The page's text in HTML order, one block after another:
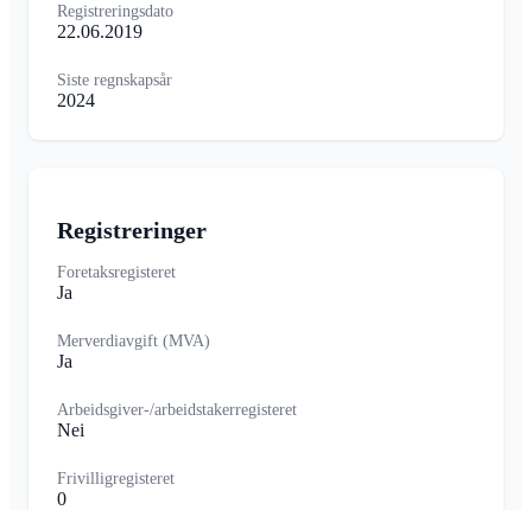
Registreringsdato
22.06.2019
Siste regnskapsår
2024
Registreringer
Foretaksregisteret
Ja
Merverdiavgift (MVA)
Ja
Arbeidsgiver-/arbeidstakerregisteret
Nei
Frivilligregisteret
0